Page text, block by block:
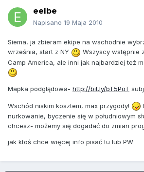
eelbe
Napisano 19 Maja 2010
Siema, ja zbieram ekipe na wschodnie
września, start z NY
Wszyscy wstępnie
Camp America, ale inni jak najbardziej też
Mapka podglądowa- http://bit.ly/bT5PoT
Wschód niskim kosztem, max przygody!
nurkowanie, byczenie się w południowym
chcesz- możemy się dogadać do zmian
jak ktoś chce więcej info pisać tu lub PW